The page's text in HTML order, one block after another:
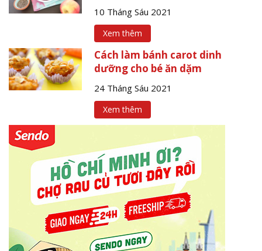
10 Tháng Sáu 2021
Xem thêm
Cách làm bánh carot dinh
dưỡng cho bé ăn dặm
24 Tháng Sáu 2021
Xem thêm